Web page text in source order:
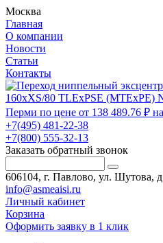
Москва
Главная
О компании
Новости
Статьи
Контакты
+7(495) 481-22-38
+7(800) 555-32-13
Заказать обратный звонок
606104, г. Павлово, ул. Шутова,
info@asmeaisi.ru
Личный кабинет
Корзина
Оформить заявку в 1 клик